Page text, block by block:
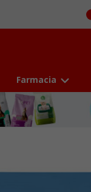
Farmacia